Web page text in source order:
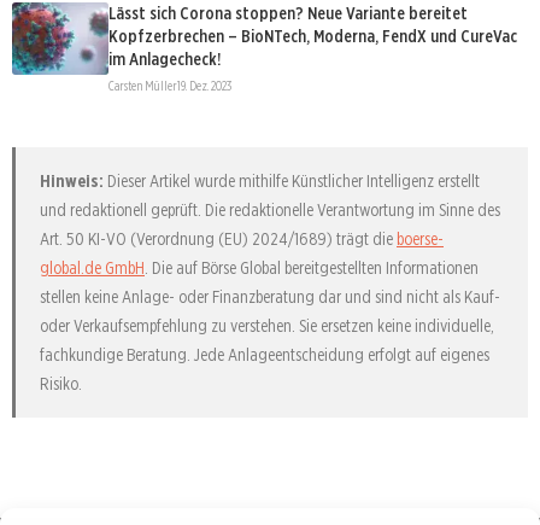
Lässt sich Corona stoppen? Neue Variante bereitet
Kopfzerbrechen – BioNTech, Moderna, FendX und CureVac
im Anlagecheck!
Carsten Müller19. Dez. 2023
Hinweis: Dieser Artikel wurde mithilfe Künstlicher Intelligenz erstellt
und redaktionell geprüft. Die redaktionelle Verantwortung im Sinne des
Art. 50 KI-VO (Verordnung (EU) 2024/1689) trägt die boerse-
global.de GmbH . Die auf Börse Global bereitgestellten Informationen
stellen keine Anlage- oder Finanzberatung dar und sind nicht als Kauf-
oder Verkaufsempfehlung zu verstehen. Sie ersetzen keine individuelle,
fachkundige Beratung. Jede Anlageentscheidung erfolgt auf eigenes
Risiko.